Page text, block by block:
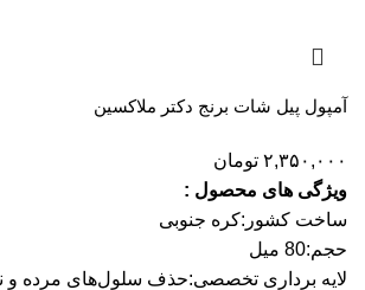
آمپول پیل شات برنج دکتر ملاکسین
۲,۳۵۰,۰۰۰ تومان
ویژگی های محصول :
ساخت کشور:کره جنوبی
حجم:80 میل
لایه برداری تخصصی:حذف سلول‌های مرده و